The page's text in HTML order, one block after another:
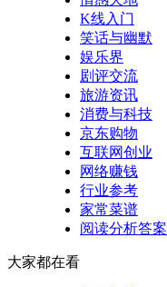
K线入门
笑话与幽默
娱乐界
剧评交流
旅游资讯
消费与科技
京东购物
互联网创业
网络赚钱
行业参考
家常菜谱
阅读分析答案
大家都在看